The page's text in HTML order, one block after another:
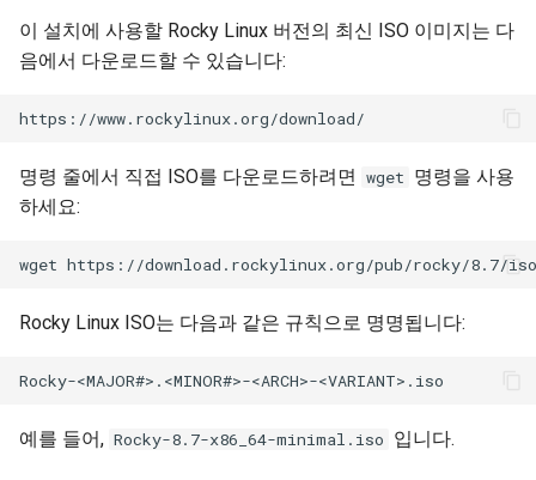
시간 & 날짜
소프트웨어 선택
시스템 섹션
설치 대상
네트워크 & 호스트 이름
설치 프로그램 단계
Rootkit Hunter
Tailscale VPN
'iptables' 방화벽 활성화
FreeRADIUS RADIUS Server
OpenVPN
SSH Certificate Authorities
PHP 와 PHP-FPM 프로세스 관리
네트워크 구현
소프트웨어 관리
특별 권한
systemd 관하여
필터 작업
in Ansible
Bash - 루프
Examples
7 컨테이너 구성 옵션
부록 A - 워크스테이션 설
6 Profiles
Options
8 Container Snapshots
Setup
DISA STIG
Sed, Awk & Grep
Licence
Marksman
MySQL
replication
Part 5. Load balancing,
Authentication
Encryption Configuration
Kubernetes Control Plane
Lab 9: Bootstrapping the
Feature Branch Workflow in
Fork and Branch Git
Using git pull and git fetch
using git CLI
Tracking vs Non-Tracking
htop - 프로세스 관리
perl - 검색 및 변경
rpaste - Pastebin Tool
sed - 검색 및 변경
로컬 Rocky 저장소 설정
bash - 문자열 색상
GNOME Tweaks
GNOME Online Accounts
management
Valuta
8.4 버전
이 설치에 사용할 Rocky Linux 버전의 최신 ISO 이미지는 다
음에서 다운로드할 수 있습니다:
명령 줄에서 직접 ISO를 다운로드하려면 wget 명령을 사용
하세요:
Rocky Linux ISO는 다음과 같은 규칙으로 명명됩니다:
예를 들어, Rocky-8.7-x86_64-minimal.iso 입니다.